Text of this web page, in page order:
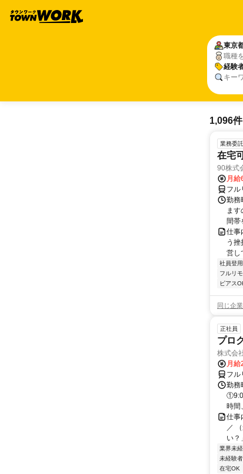
東京
職種
経験
キー
1,096件
業務委託
在宅
90株式
月給
フル
勤務
ま
間帯
仕事
う
営し
社員登
フルリ
ピアス
同じ企
正社員
プロ
株式会
月給
フル
勤務
時間
仕事
／
い？
業界未
未経験
在宅OK